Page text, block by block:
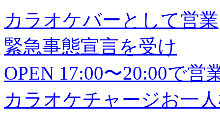
カラオケバーとして営業
緊急事態宣言を受け
OPEN 17:00〜20:00で営
カラオケチャージお一